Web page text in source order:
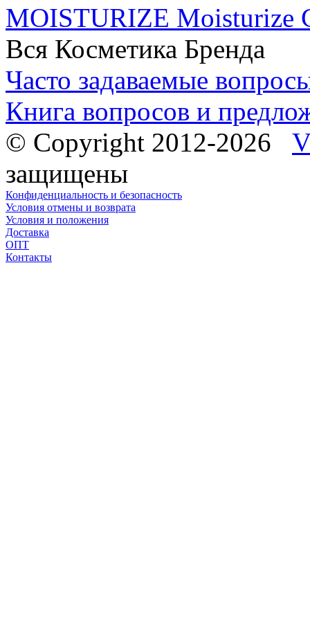
MOISTURIZE Moisturize
Вся Косметика Бренда
Часто задаваемые
Книга вопросов и
© Copyright 2012-2026
защищены
Конфиденциальность и безопасность
Условия отмены и возврата
Условия и положения
Доставка
ОПТ
Контакты